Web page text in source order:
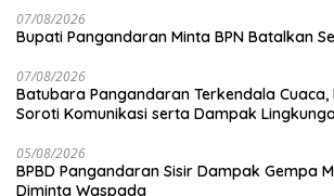
07/08/2026
Bupati Pangandaran Minta BPN Batalkan
07/08/2026
Batubara Pangandaran Terkendala Cuaca,
Soroti Komunikasi serta Dampak
05/08/2026
BPBD Pangandaran Sisir Dampak Gempa
Diminta Waspada